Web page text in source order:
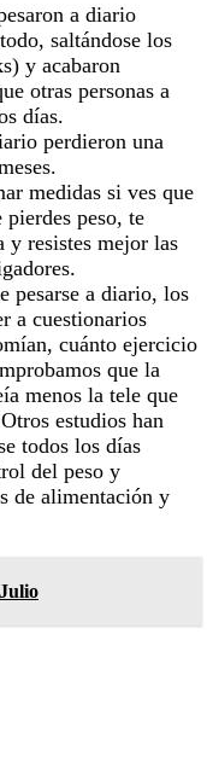
a diario
saltándose los
y acabaron
otras personas a
días.
perdieron una
medidas si ves que
pierdes peso, te
y resistes mejor las
pesarse a diario, los
a cuestionarios
cuánto ejercicio
que la
menos la tele que
estudios han
todos los días
del peso y
de alimentación y